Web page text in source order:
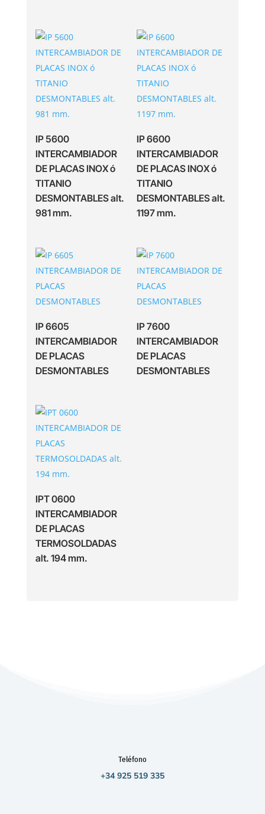
IP 5600
INTERCAMBIADOR
DE PLACAS INOX ó
TITANIO
DESMONTABLES alt.
981 mm.
IP 6600
INTERCAMBIADOR
DE PLACAS INOX ó
TITANIO
DESMONTABLES alt.
1197 mm.
IP 6605
INTERCAMBIADOR
DE PLACAS
DESMONTABLES
IP 7600
INTERCAMBIADOR
DE PLACAS
DESMONTABLES
IPT 0600
INTERCAMBIADOR
DE PLACAS
TERMOSOLDADAS
alt. 194 mm.
Teléfono
+34 925 519 335